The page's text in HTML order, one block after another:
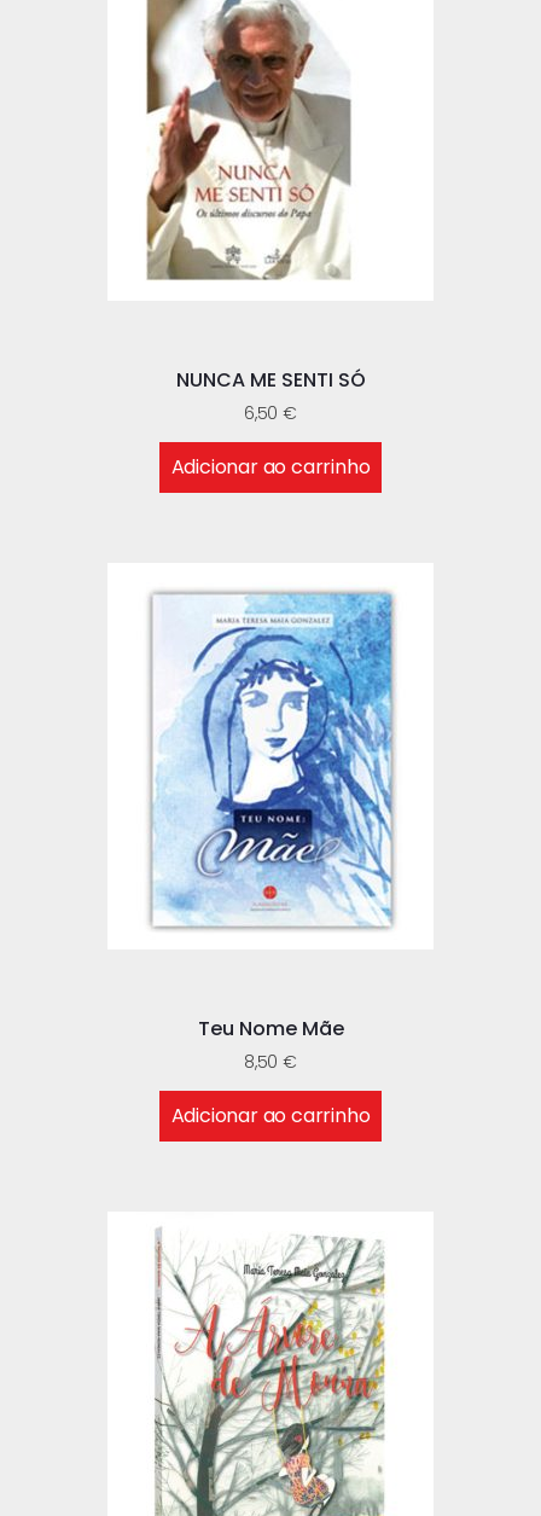
NUNCA ME SENTI SÓ
6,50€
Adicionar ao carrinho
Teu Nome Mãe
8,50€
Adicionar ao carrinho